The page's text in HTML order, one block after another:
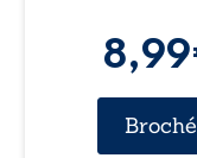
8,99
Broché